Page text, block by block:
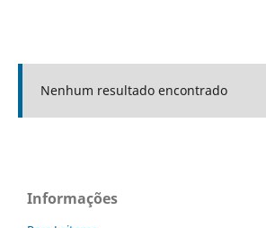
Nenhum resultado encontrado
Informações